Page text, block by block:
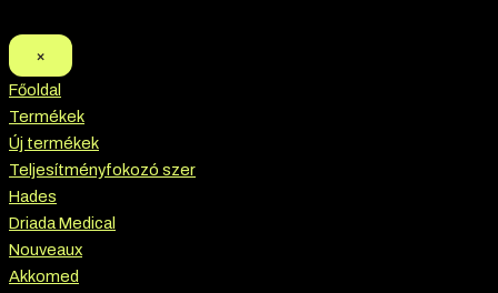
×
Főoldal
Termékek
Új termékek
Teljesítményfokozó szer
Hades
Driada Medical
Nouveaux
Akkomed